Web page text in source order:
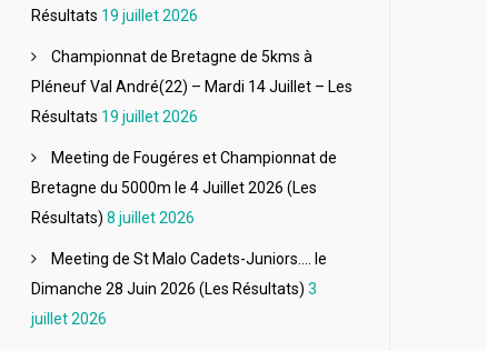
Résultats 19 juillet 2026
Championnat de Bretagne de 5kms à
Pléneuf Val André(22) – Mardi 14 Juillet – Les
Résultats 19 juillet 2026
Meeting de Fougéres et Championnat de
Bretagne du 5000m le 4 Juillet 2026 (Les
Résultats) 8 juillet 2026
Meeting de St Malo Cadets-Juniors…. le
Dimanche 28 Juin 2026 (Les Résultats) 3
juillet 2026